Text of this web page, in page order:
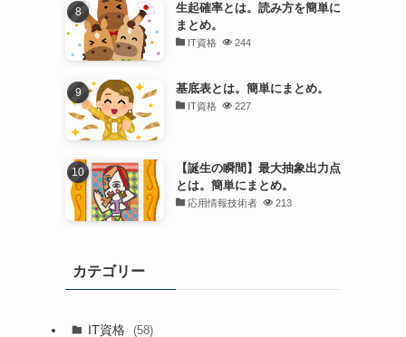
生起確率とは。読み方を簡単に
まとめ。
IT資格 244
基底表とは。簡単にまとめ。
IT資格 227
【誕生の瞬間】最大抽象出力点
とは。簡単にまとめ。
応用情報技術者 213
カテゴリー
IT資格 (58)